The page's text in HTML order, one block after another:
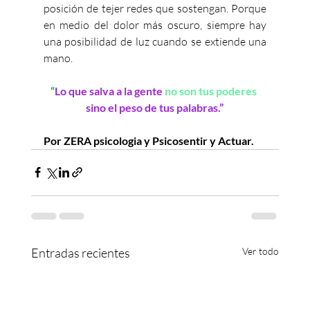
posición de tejer redes que sostengan. Porque
en medio del dolor más oscuro, siempre hay
una posibilidad de luz cuando se extiende una
mano.
“Lo que salva a la gente no son tus poderes
sino el peso de tus palabras.”
Por ZERA psicologia y Psicosentir y Actuar.
Entradas recientes Ver todo